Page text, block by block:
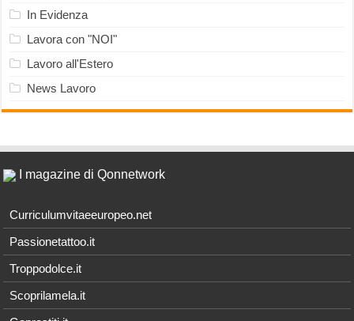
In Evidenza
Lavora con "NOI"
Lavoro all'Estero
News Lavoro
I magazine di Qonnetwork
Curriculumvitaeeuropeo.net
Passionetattoo.it
Troppodolce.it
Scoprilamela.it